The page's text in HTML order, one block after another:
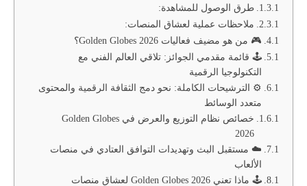
طرق الوصول للمشاهدة:
ملاحظات عملية لعشاق المنصات:
🎮 من هو مضيف فعاليات Golden Globes 2026؟
🕹️ قائمة مقدمي الجوائز: تلاقي العالم الفني مع
التكنولوجيا الرقمية
⚙️ الترشيحات الكاملة: نحو دمج الثقافة الرقمية والمحتوى
متعدد الوسائط
خصائص نظام التوزيع والعرض في Golden Globes
2026
☁️ مستقبل البث وتهديدات التوافق العتادي في منصات
الألعاب
🕹️ ماذا تعني Golden Globes 2026 لعشاق منصات